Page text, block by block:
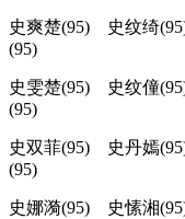
史爽楚(95) 史纹绮
(95)
史雯楚(95) 史纹僮
(95)
史双菲(95) 史丹嫣
(95)
史娜漪(95) 史愫湘